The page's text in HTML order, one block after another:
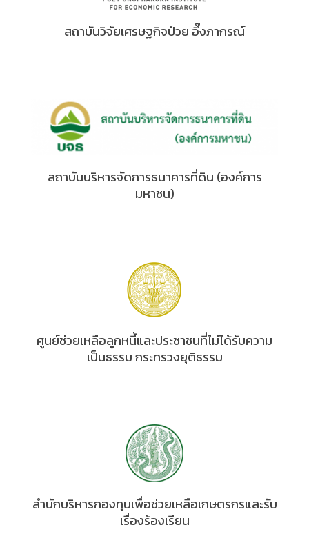
สถาบันวิจัยเศรษฐกิจป๋วย อึ๊งภากรณ์
สถาบันบริหารจัดการธนาคารที่ดิน (องค์การ
มหาชน)
ศูนย์ช่วยเหลือลูกหนี้และประชาชนที่ไม่ได้รับความ
เป็นธรรม กระทรวงยุติธรรม
สำนักบริหารกองทุนเพื่อช่วยเหลือเกษตรกรและรับ
เรื่องร้องเรียน